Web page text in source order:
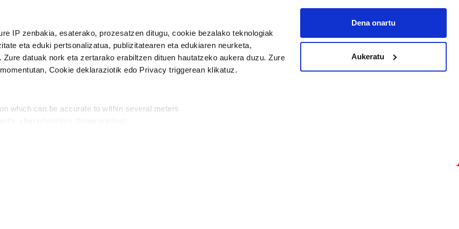
IP zenbakia, esaterako, prozesatzen ditugu, cookie bezalako teknologiak
eta eduki pertsonalizatua, publizitatearen eta edukiaren neurketa,
datuak nork eta zertarako erabiltzen dituen hautatzeko aukera duzu. Zure
Cookie deklaraziotik edo Privacy triggerean klikatuz.
which can be accurate to within several meters
Dena onartu
Aukeratu
Harpidetu
modu librean kontatzea da gure eginkizuna. Horretarako zure ekarpena